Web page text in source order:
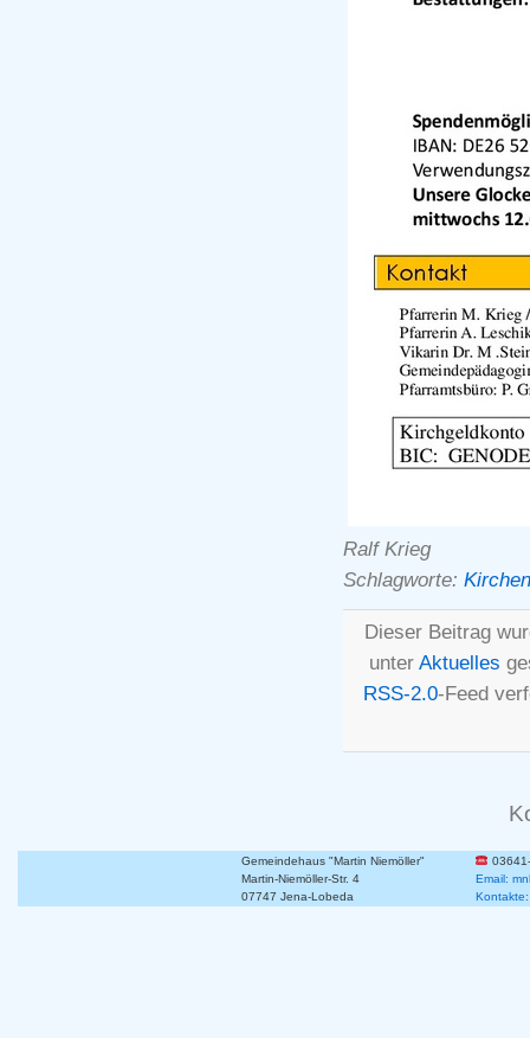
Ralf Krieg
Schlagworte:
Dieser Beitrag
unter Aktuelles
RSS-2.0-Feed
Gemeindehaus "Martin Niemöller"
Martin-Niemöller-Str. 4
Email:
07747 Jena-Lobeda